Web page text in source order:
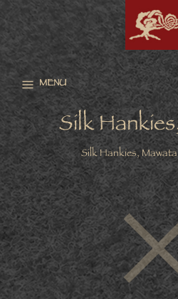
MENU
Silk
Silk Hankies,